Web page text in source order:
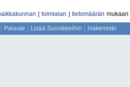
toimialan tietomäärän mukaan
Palaute Lisää Suosikkeihin Hakemisto